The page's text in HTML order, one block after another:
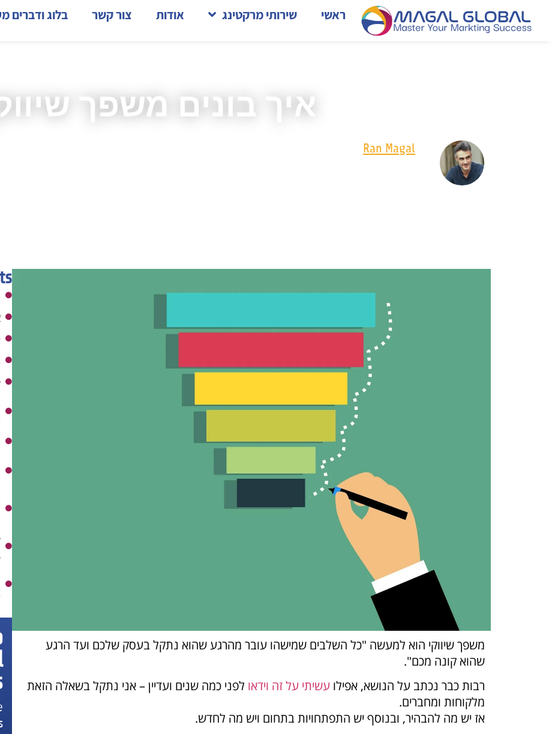
ראשי שירותי מרקטינג אודות צור קשר בלוג ודברים
איך בונים משפך
Ran Magal
משפך שיווקי הוא למעשה "כל השלבים שמישהו עובר מהרגע שהוא נתקל בעסק שלכם ועד הרגע
שהוא קונה מכם".
רבות כבר נכתב על הנושא, אפילו עשיתי על זה וידאו לפני כמה שנים ועדיין – אני נתקל בשאלה הזאת
מלקוחות ומחברים.
אז יש מה להבהיר, ובנוסף יש התפתחויות בתחום ויש מה לחדש.